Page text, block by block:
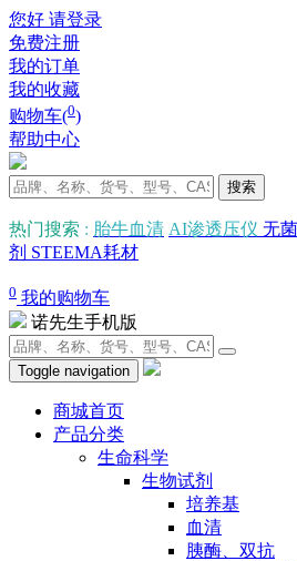
您好 请登录
免费注册
我的订单
我的收藏
购物车(0)
帮助中心
搜索
热门搜索 : 胎牛血清 AI渗透压仪 无
剂 STEEMA耗材
0 我的购物车
诺先生手机版
Toggle navigation
商城首页
产品分类
生命科学
生物试剂
培养基
血清
胰酶、双抗